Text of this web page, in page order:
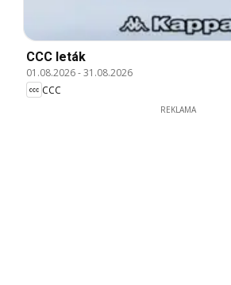
CCC leták
01.08.2026-31.08.2026
CCC
REKLAMA